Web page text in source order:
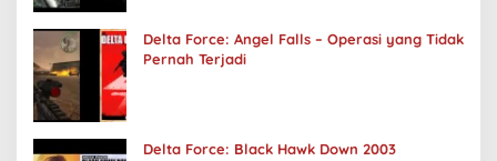
Delta Force: Angel Falls – Operasi yang Tidak
Pernah Terjadi
Delta Force: Black Hawk Down 2003